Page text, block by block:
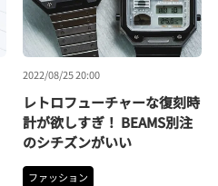
2022/08/25 20:00
レトロフューチャーな復刻時
計が欲しすぎ！ BEAMS別注
のシチズンがいい
ファッション